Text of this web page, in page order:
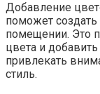
Добавление
поможет
помещении. Это
цвета и
привлекать
стиль.